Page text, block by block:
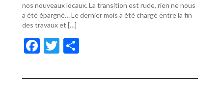
nos nouveaux locaux. La transition est rude, rien ne nous
a été épargné… Le dernier mois a été chargé entre la fin
des travaux et […]
F
e
T
itt ta